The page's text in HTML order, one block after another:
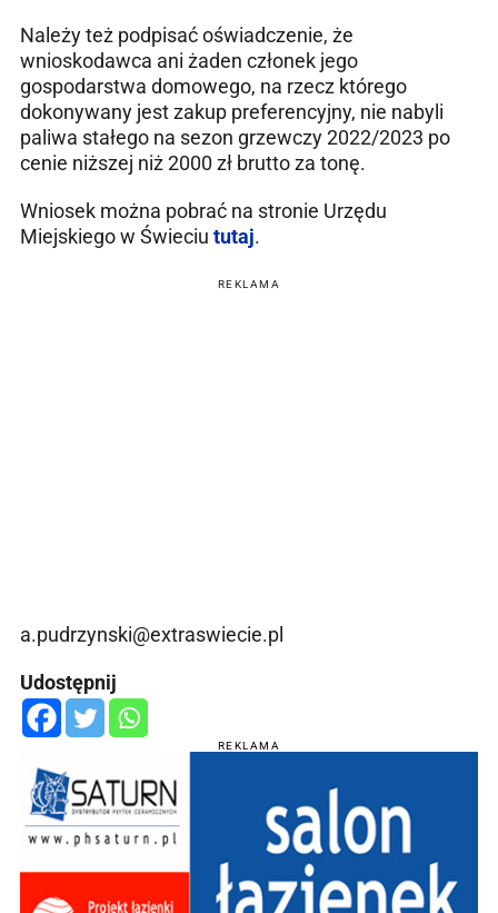
Należy też podpisać oświadczenie, że
wnioskodawca ani żaden członek jego
gospodarstwa domowego, na rzecz którego
dokonywany jest zakup preferencyjny, nie nabyli
paliwa stałego na sezon grzewczy 2022/2023 po
cenie niższej niż 2000 zł brutto za tonę.
Wniosek można pobrać na stronie Urzędu
Miejskiego w Świeciu tutaj.
REKLAMA
a.pudrzynski@extraswiecie.pl
Udostępnij
REKLAMA